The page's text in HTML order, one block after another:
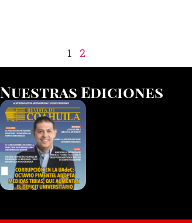
1 2
Nuestras Ediciones